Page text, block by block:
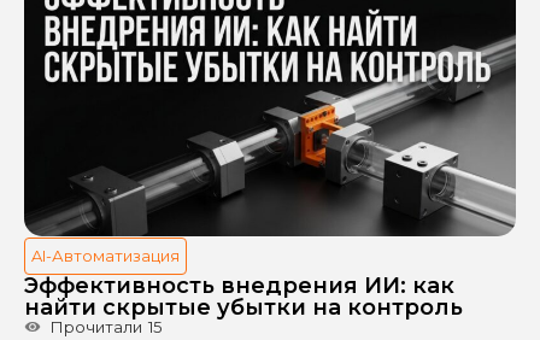
AI-Автоматизация
Эффективность внедрения ИИ: как
найти скрытые убытки на контроль
Прочитали 15